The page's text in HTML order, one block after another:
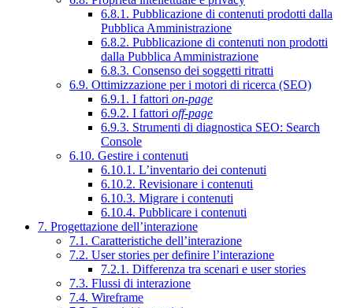
6.8.1. Pubblicazione di contenuti prodotti dalla
Pubblica Amministrazione
6.8.2. Pubblicazione di contenuti non prodotti
dalla Pubblica Amministrazione
6.8.3. Consenso dei soggetti ritratti
6.9. Ottimizzazione per i motori di ricerca (SEO)
6.9.1. I fattori on-page
6.9.2. I fattori off-page
6.9.3. Strumenti di diagnostica SEO: Search
Console
6.10. Gestire i contenuti
6.10.1. L’inventario dei contenuti
6.10.2. Revisionare i contenuti
6.10.3. Migrare i contenuti
6.10.4. Pubblicare i contenuti
7. Progettazione dell’interazione
7.1. Caratteristiche dell’interazione
7.2. User stories per definire l’interazione
7.2.1. Differenza tra scenari e user stories
7.3. Flussi di interazione
7.4. Wireframe